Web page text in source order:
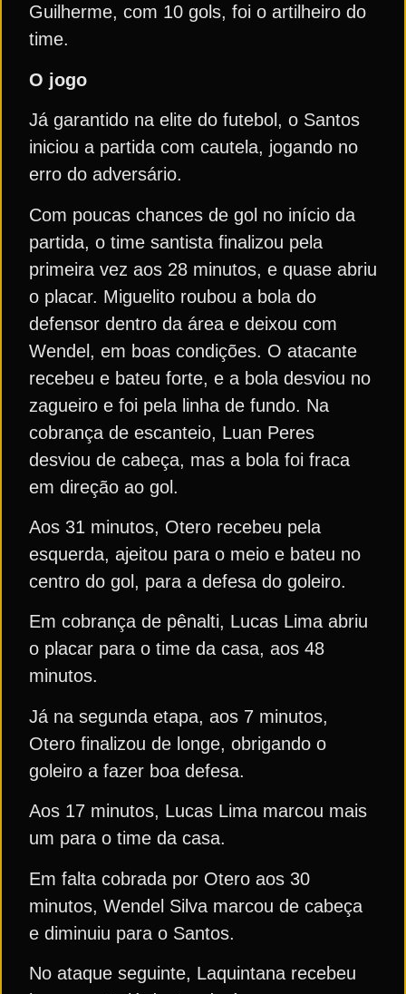
Guilherme, com 10 gols, foi o artilheiro do
time.
O jogo
Já garantido na elite do futebol, o Santos
iniciou a partida com cautela, jogando no
erro do adversário.
Com poucas chances de gol no início da
partida, o time santista finalizou pela
primeira vez aos 28 minutos, e quase abriu
o placar. Miguelito roubou a bola do
defensor dentro da área e deixou com
Wendel, em boas condições. O atacante
recebeu e bateu forte, e a bola desviou no
zagueiro e foi pela linha de fundo. Na
cobrança de escanteio, Luan Peres
desviou de cabeça, mas a bola foi fraca
em direção ao gol.
Aos 31 minutos, Otero recebeu pela
esquerda, ajeitou para o meio e bateu no
centro do gol, para a defesa do goleiro.
Em cobrança de pênalti, Lucas Lima abriu
o placar para o time da casa, aos 48
minutos.
Já na segunda etapa, aos 7 minutos,
Otero finalizou de longe, obrigando o
goleiro a fazer boa defesa.
Aos 17 minutos, Lucas Lima marcou mais
um para o time da casa.
Em falta cobrada por Otero aos 30
minutos, Wendel Silva marcou de cabeça
e diminuiu para o Santos.
No ataque seguinte, Laquintana recebeu